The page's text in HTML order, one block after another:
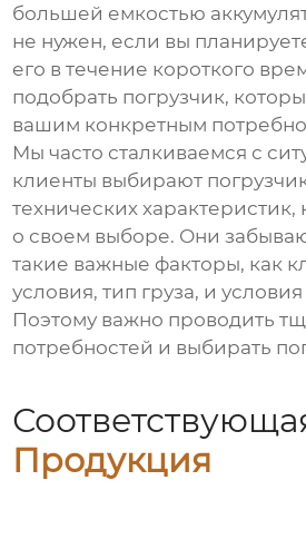
большей емкостью
не нужен, если вы
его в течение короткого
подобрать погрузчик,
вашим конкретным
Мы часто сталкиваемся с
клиенты выбирают
технических
о своем выборе. Они
такие важные факторы, как
условия, тип груза, и
Поэтому важно проводить
потребностей и выбирать
Продукция